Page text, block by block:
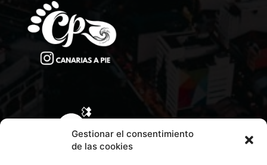
Gestionar el consentimiento
de las cookies